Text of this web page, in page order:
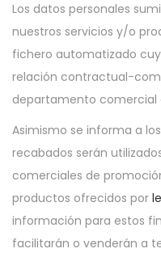
Los datos personales
nuestros servicios y/o
fichero automatizado
relación contractual-
departamento comercial
Asimismo se informa a
recabados serán
comerciales de
productos ofrecidos por
información para estos
facilitarán o venderán a